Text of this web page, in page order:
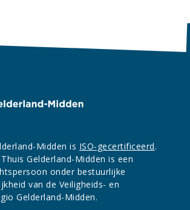
Midden is ISO-gecertificeerd.
Gelderland-Midden is een
onder bestuurlijke
van de Veiligheids- en
Gelderland-Midden.